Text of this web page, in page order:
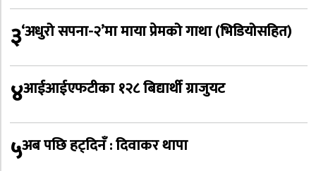
३‘अधुरो सपना-२’मा माया प्रेमको गाथा (भिडियोसहित)
४आईआईएफटीका १२८ बिद्यार्थी ग्राजुयट
५अब पछि हट्दिनँ : दिवाकर थापा